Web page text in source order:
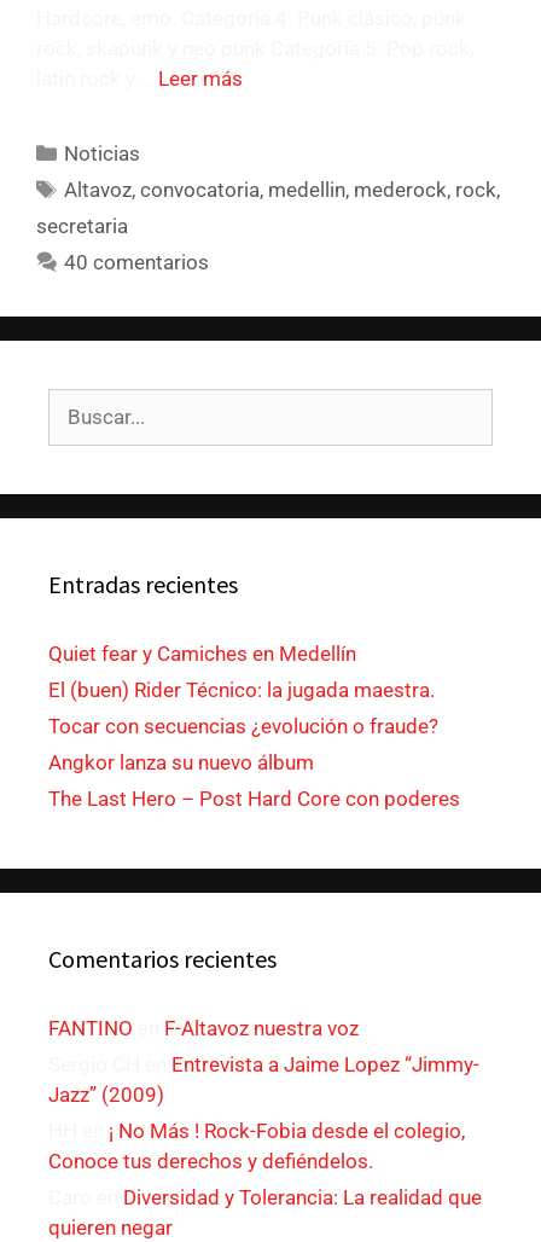
Leer más
Noticias
Altavoz,convocatoria, medellin, mederock, rock,
secretaria
40 comentarios
Entradas recientes
Quiet fear y Camiches en Medellín
El (buen) Rider Técnico: la jugada maestra.
Tocar con secuencias ¿evolución o fraude?
Angkor lanza su nuevo álbum
The Last Hero – Post Hard Core con poderes
Comentarios recientes
FANTINO
F-Altavoz nuestra voz
Entrevista a Jaime Lopez “Jimmy-
Jazz” (2009)
¡ No Más ! Rock-Fobia desde el colegio,
Conoce tus derechos y defiéndelos.
Diversidad y Tolerancia: La realidad que
quieren negar